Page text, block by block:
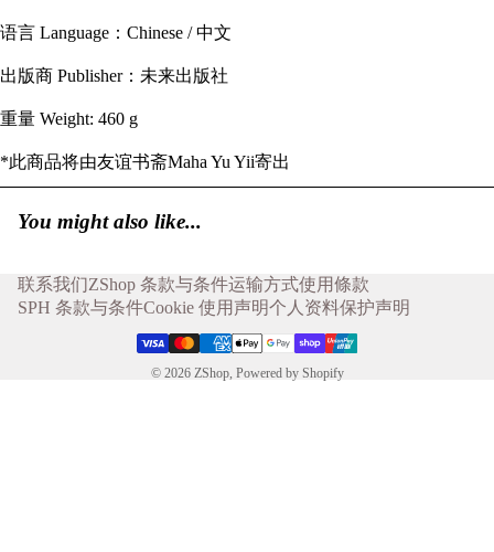
语言 Language：Chinese / 中文
出版商 Publisher：未来出版社
重量 Weight: 460 g
*此商品将由友谊书斋Maha Yu Yii寄出
You might also like...
联系我们ZShop 条款与条件运输方式使用條款
SPH 条款与条件Cookie 使用声明个人资料保护声明
© 2026 ZShop, Powered by Shopify